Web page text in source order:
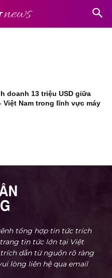
doanh 13 triệu USD giữa
Việt Nam trong lĩnh vực máy
tổng hợp tin tức trích
tin tức lớn tại Việt
dẫn từ nguồn rõ ràng
lòng liên hệ qua email